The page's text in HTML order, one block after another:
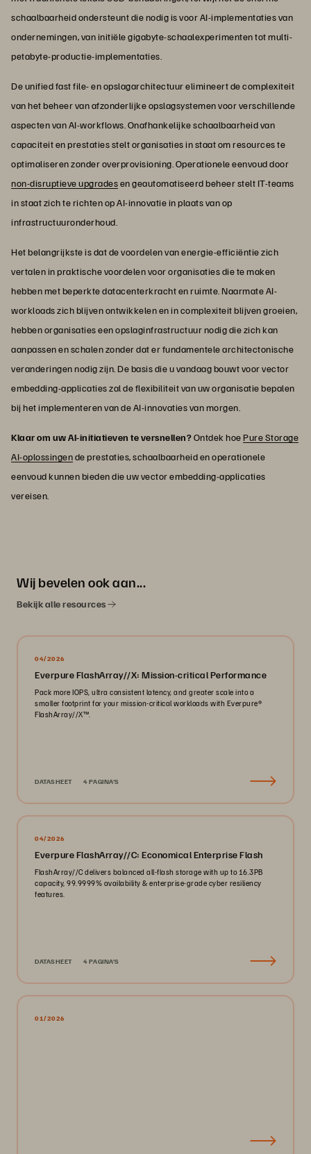
schaalbaarheid ondersteunt die nodig is voor AI-implementaties van
ondernemingen, van initiële gigabyte-schaalexperimenten tot multi-
petabyte-productie-implementaties.
De unified fast file- en opslagarchitectuur elimineert de complexiteit
van het beheer van afzonderlijke opslagsystemen voor verschillende
aspecten van AI-workflows. Onafhankelijke schaalbaarheid van
capaciteit en prestaties stelt organisaties in staat om resources te
optimaliseren zonder overprovisioning. Operationele eenvoud door
non-disruptieve upgradesen geautomatiseerd beheer stelt IT-teams
in staat zich te richten op AI-innovatie in plaats van op
infrastructuuronderhoud.
Het belangrijkste is dat de voordelen van energie-efficiëntie zich
vertalen in praktische voordelen voor organisaties die te maken
hebben met beperkte datacenterkracht en ruimte. Naarmate AI-
workloads zich blijven ontwikkelen en in complexiteit blijven groeien,
hebben organisaties een opslaginfrastructuur nodig die zich kan
aanpassen en schalen zonder dat er fundamentele architectonische
veranderingen nodig zijn. De basis die u vandaag bouwt voor vector
embedding-applicaties zal de flexibiliteit van uw organisatie bepalen
bij het implementeren van de AI-innovaties van morgen.
Klaar om uw AI-initiatieven te versnellen?Ontdek hoePure Storage
AI-oplossingende prestaties, schaalbaarheid en operationele
eenvoud kunnen bieden die uw vector embedding-applicaties
vereisen.
Wij bevelen ook aan...
Bekijk alle resources
04/2026
Everpure FlashArray//X: Mission-critical Performance
Pack more IOPS, ultra consistent latency, and greater scale into a
smaller footprint for your mission-critical workloads with Everpure®️
FlashArray//X™️.
DATASHEET 4 PAGINA'S
04/2026
Everpure FlashArray//C: Economical Enterprise Flash
FlashArray//C delivers balanced all-flash storage with up to 16.3PB
capacity, 99.9999% availability & enterprise-grade cyber resiliency
features.
DATASHEET 4 PAGINA'S
01/2026